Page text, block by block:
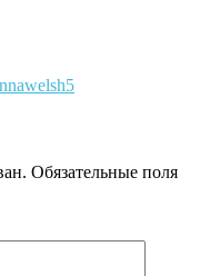
Обязательные поля